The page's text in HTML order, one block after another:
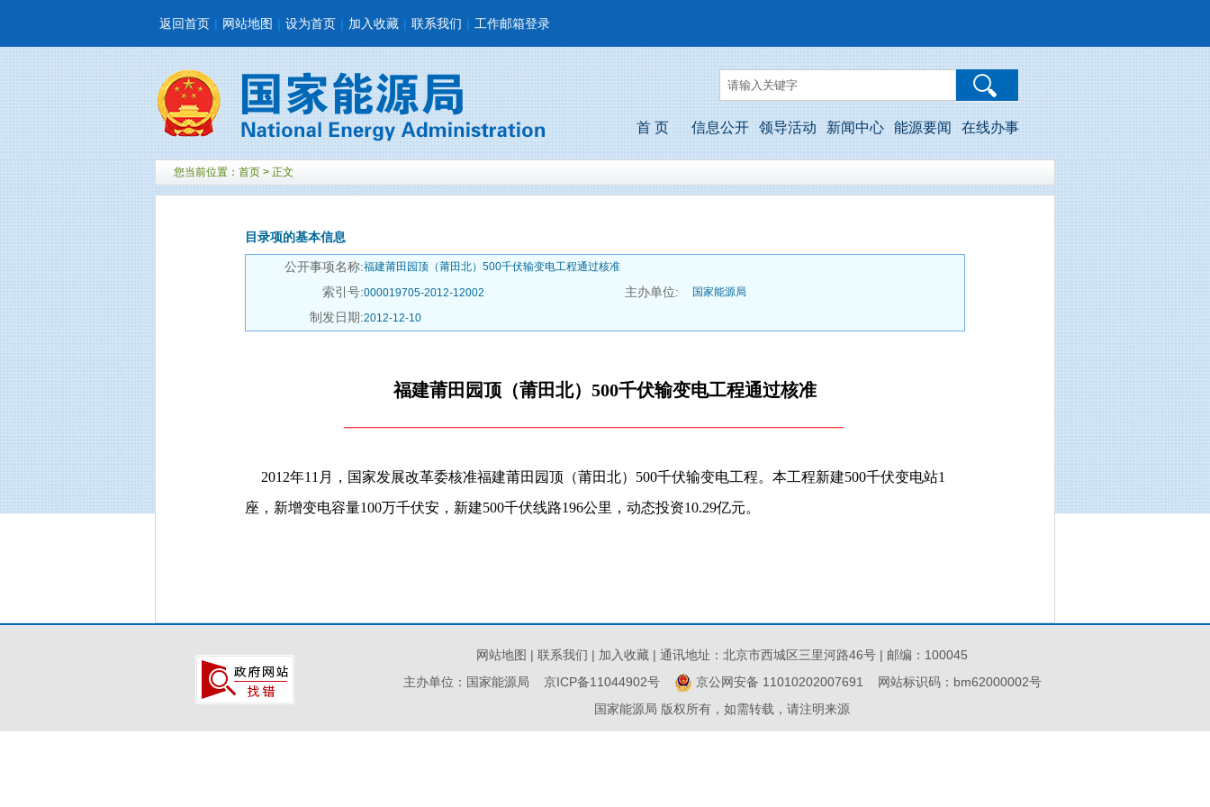
返回首页 | 网站地图 | 设为首页 | 加入收藏 | 联系我们 | 工作邮箱登录
首 页 信息公开 领导活动 新闻中心 能源要闻 在线办事
您当前位置： 首页 > 正文
目录项的基本信息
公开事项名称:福建莆田园顶（莆田北）500千伏输变电工程通过核准
索引号:000019705-2012-12002 主办单位: 国家能源局
制发日期:2012-12-10
福建莆田园顶（莆田北）500千伏输变电工程通过核准
2012年11月，国家发展改革委核准福建莆田园顶（莆田北）500千伏输变电工程。本工程新建500千伏变电站1
座，新增变电容量100万千伏安，新建500千伏线路196公里，动态投资10.29亿元。